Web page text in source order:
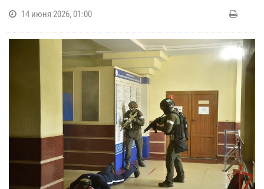
14 июня 2026, 01:00